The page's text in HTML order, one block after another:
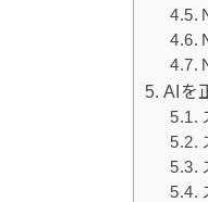
AIを